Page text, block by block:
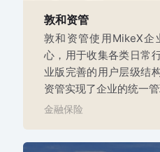
敦和资管
敦和资管使用MikeX企
心，用于收集各类日常
业版完善的用户层级结
资管实现了企业的统一
金融保险